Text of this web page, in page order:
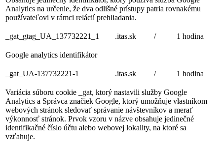
Analytics na určenie, že dva odlišné prístupy patria rovnakému
používateľovi v rámci relácií prehliadania.
_gat_gtag_UA_137732221_1 .itas.sk / 1 hodina
Google analytics identifikátor
_gat_UA-137732221-1 .itas.sk / 1 hodina
Variácia súboru cookie _gat, ktorý nastavili služby Google
Analytics a Správca značiek Google, ktorý umožňuje vlastníkom
webových stránok sledovať správanie návštevníkov a merať
výkonnosť stránok. Prvok vzoru v názve obsahuje jedinečné
identifikačné číslo účtu alebo webovej lokality, na ktoré sa
vzťahuje.